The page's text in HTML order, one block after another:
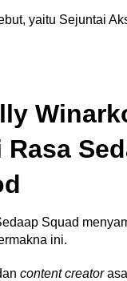
yaitu Sejuntai
Squad
ini.
content creator